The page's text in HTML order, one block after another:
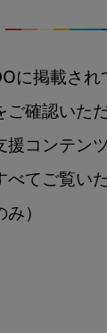
に掲載され
ご確認いた
援コンテン
べてご覧い
み）